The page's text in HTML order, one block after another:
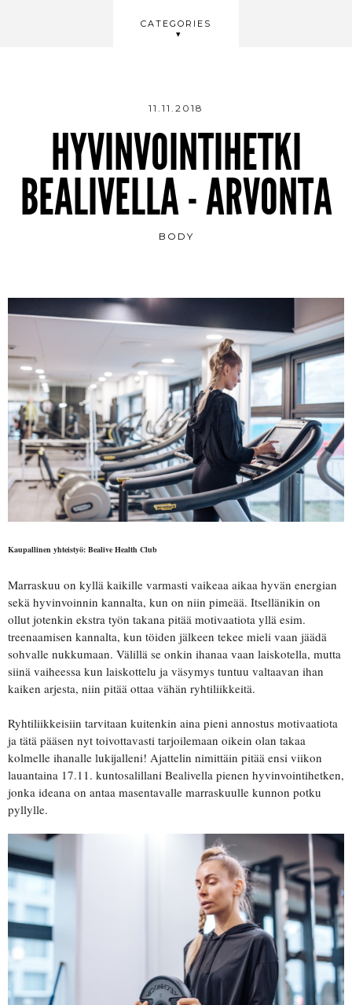
CATEGORIES
BEAUTY
11.11.2018
HYVINVOINTIHETKI
BEALIVELLA - ARVONTA
BODY
Kaupallinen yhteistyö: Bealive Health Club
Marraskuu on kyllä kaikille varmasti vaikeaa aikaa hyvän energian
sekä hyvinvoinnin kannalta, kun on niin pimeää. Itsellänikin on
ollut jotenkin ekstra työn takana pitää motivaatiota yllä esim.
treenaamisen kannalta, kun töiden jälkeen tekee mieli vaan jäädä
sohvalle nukkumaan. Välillä se onkin ihanaa vaan laiskotella, mutta
siinä vaiheessa kun laiskottelu ja väsymys tuntuu valtaavan ihan
kaiken arjesta, niin pitää ottaa vähän ryhtiliikkeitä.
Ryhtiliikkeisiin tarvitaan kuitenkin aina pieni annostus motivaatiota
ja tätä pääsen nyt toivottavasti tarjoilemaan oikein olan takaa
kolmelle ihanalle lukijalleni! Ajattelin nimittäin pitää ensi viikon
lauantaina 17.11. kuntosalillani Bealivella pienen hyvinvointihetken,
jonka ideana on antaa masentavalle marraskuulle kunnon potku
pyllylle.